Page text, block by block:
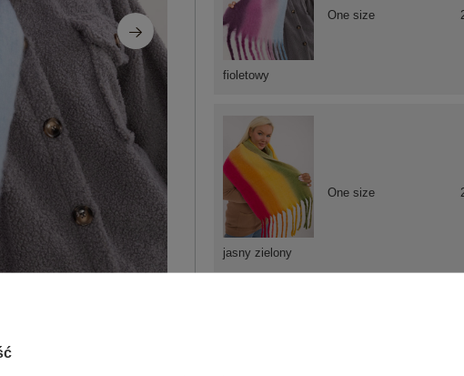
jasny zielony
One size
fioletowy
One size